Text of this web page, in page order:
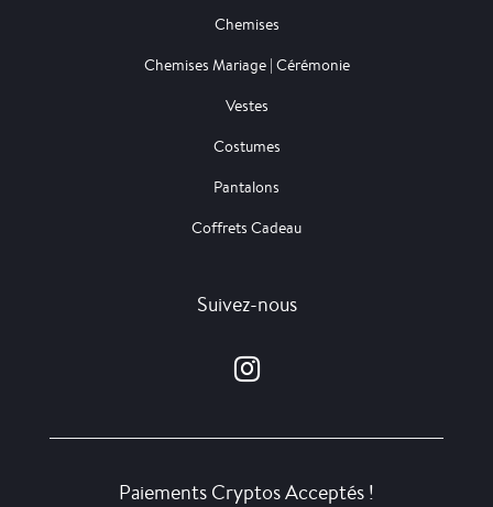
Chemises
Chemises Mariage | Cérémonie
Vestes
Costumes
Pantalons
Coffrets Cadeau
Suivez-nous
Paiements Cryptos Acceptés !